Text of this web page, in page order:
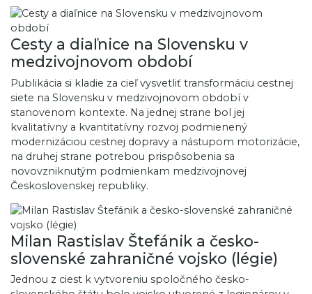
Cesty a diaľnice na Slovensku v
medzivojnovom období
Publikácia si kladie za cieľ vysvetliť transformáciu cestnej
siete na Slovensku v medzivojnovom období v
stanovenom kontexte. Na jednej strane bol jej
kvalitatívny a kvantitatívny rozvoj podmienený
modernizáciou cestnej dopravy a nástupom motorizácie,
na druhej strane potrebou prispôsobenia sa
novovzniknutým podmienkam medzivojnovej
Československej republiky.
Milan Rastislav Štefánik a česko-
slovenské zahraničné vojsko (légie)
Jednou z ciest k vytvoreniu spoločného česko-